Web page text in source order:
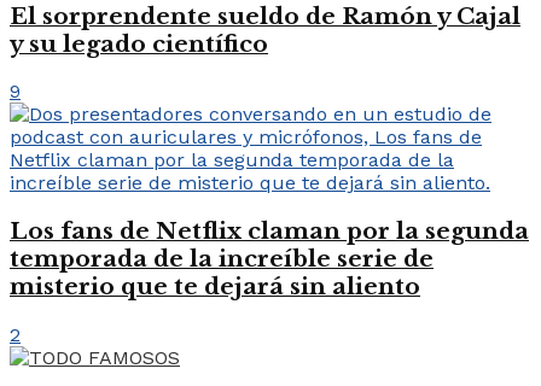
El sorprendente sueldo de Ramón y Cajal
y su legado científico
9
Los fans de Netflix claman por la segunda
temporada de la increíble serie de
misterio que te dejará sin aliento
2